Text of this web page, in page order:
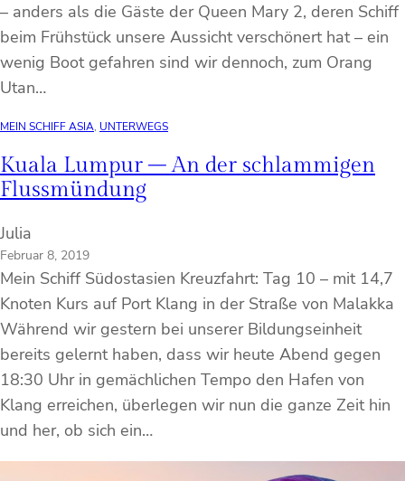
– anders als die Gäste der Queen Mary 2, deren Schiff
beim Frühstück unsere Aussicht verschönert hat – ein
wenig Boot gefahren sind wir dennoch, zum Orang
Utan…
MEIN SCHIFF ASIA, UNTERWEGS
Kuala Lumpur – An der schlammigen
Flussmündung
Julia
Februar 8, 2019
Mein Schiff Südostasien Kreuzfahrt: Tag 10 – mit 14,7
Knoten Kurs auf Port Klang in der Straße von Malakka
Während wir gestern bei unserer Bildungseinheit
bereits gelernt haben, dass wir heute Abend gegen
18:30 Uhr in gemächlichen Tempo den Hafen von
Klang erreichen, überlegen wir nun die ganze Zeit hin
und her, ob sich ein…